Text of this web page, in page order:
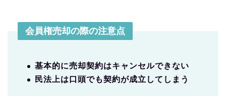
会員権売却の際の注意点
基本的に売却契約はキャンセルできない
民法上は口頭でも契約が成立してしまう